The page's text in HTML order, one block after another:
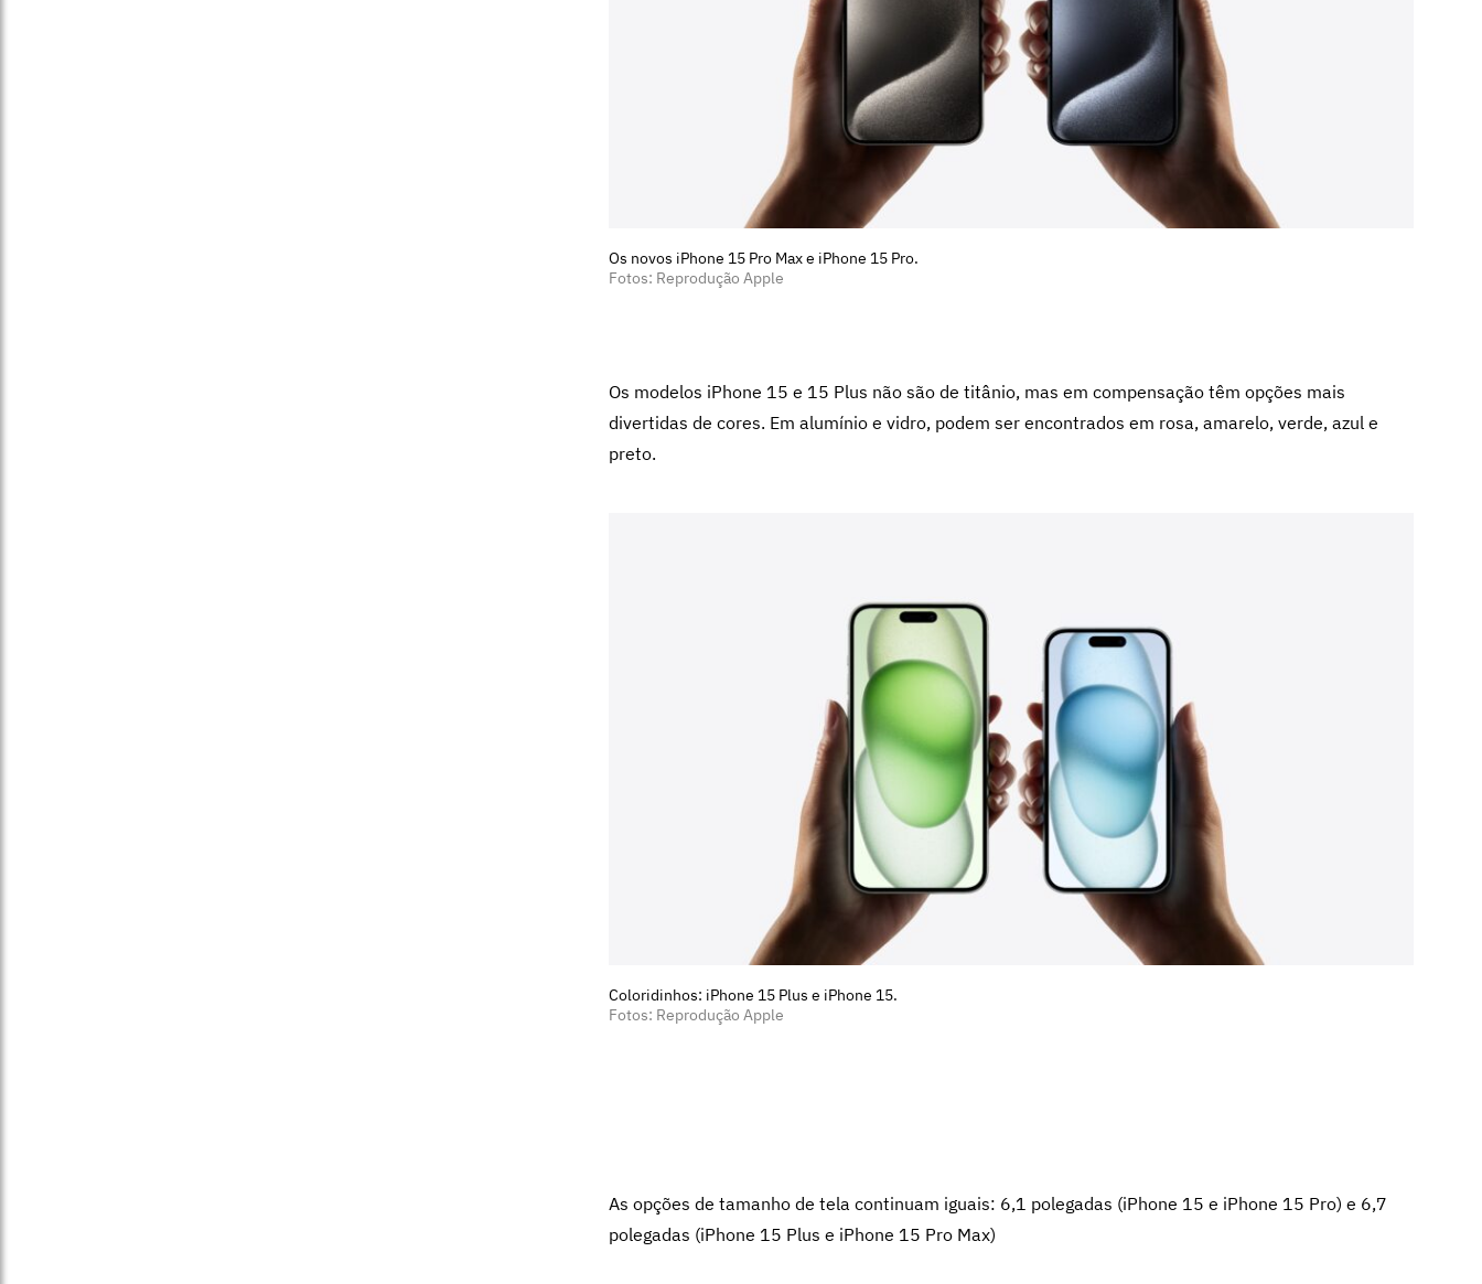
Os novos iPhone 15 Pro Max e iPhone 15 Pro.
Fotos: Reprodução Apple
Os modelos iPhone 15 e 15 Plus não são de titânio, mas em compensação têm opções mais
divertidas de cores. Em alumínio e vidro, podem ser encontrados em rosa, amarelo, verde, azul e
preto.
Coloridinhos: iPhone 15 Plus e iPhone 15.
Fotos: Reprodução Apple
As opções de tamanho de tela continuam iguais: 6,1 polegadas (iPhone 15 e iPhone 15 Pro) e 6,7
polegadas (iPhone 15 Plus e iPhone 15 Pro Max)